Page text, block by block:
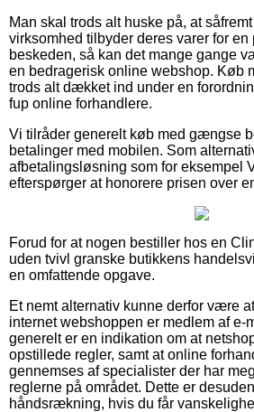
Man skal trods alt huske på, at
virksomhed tilbyder deres varer for en
beskeden, så kan det mange gange
en bedragerisk online webshop. Køb
trods alt dækket ind under en
fup online forhandlere.
Vi tilråder generelt køb med gængse
betalinger med mobilen. Som
afbetalingsløsning som for eksempel
efterspørger at honorere prisen over
Forud for at nogen bestiller hos en
uden tvivl granske butikkens
en omfattende opgave.
Et nemt alternativ kunne derfor være
internet webshoppen er medlem af
generelt er en indikation om at
opstillede regler, samt at online
gennemses af specialister der har
reglerne på området. Dette er
håndsrækning, hvis du får